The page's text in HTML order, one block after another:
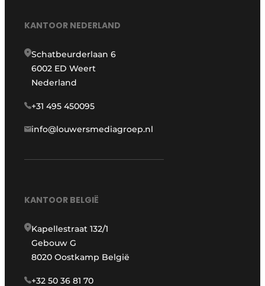
KANTOOR NEDERLAND
Schatbeurderlaan 6
6002 ED Weert
Nederland
+31 495 450095
info@louwersmediagroep.nl
KANTOOR BELGIË
Kapellestraat 132/1
Gebouw G
8020 Oostkamp België
+32 50 36 81 70